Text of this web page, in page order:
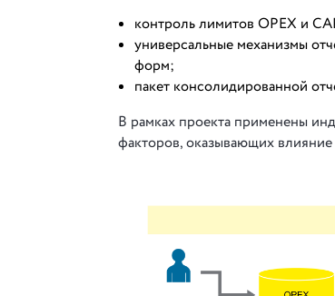
контроль лимитов OPEX и
универсальные механизмы
форм;
пакет консолидированной
В рамках проекта применены
факторов, оказывающих